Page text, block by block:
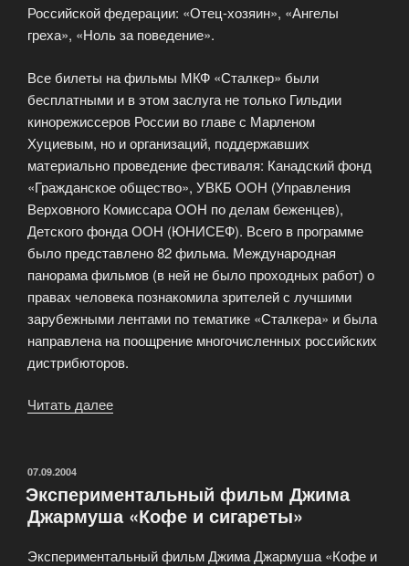
Российской федерации: «Отец-хозяин», «Ангелы
греха», «Ноль за поведение».
Все билеты на фильмы МКФ «Сталкер» были
бесплатными и в этом заслуга не только Гильдии
кинорежиссеров России во главе с Марленом
Хуциевым, но и организаций, поддержавших
материально проведение фестиваля: Канадский фонд
«Гражданское общество», УВКБ ООН (Управления
Верховного Комиссара ООН по делам беженцев),
Детского фонда ООН (ЮНИСЕФ). Всего в программе
было представлено 82 фильма. Международная
панорама фильмов (в ней не было проходных работ) о
правах человека познакомила зрителей с лучшими
зарубежными лентами по тематике «Сталкера» и была
направлена на поощрение многочисленных российских
дистрибюторов.
Читать далее
ОПУБЛИКОВАНО
07.09.2004
Экспериментальный фильм Джима
Джармуша «Кофе и сигареты»
Экспериментальный фильм Джима Джармуша «Кофе и